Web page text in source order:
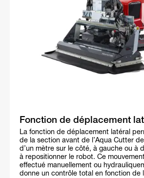
Fonction de déplacement
La fonction de déplacement latéral
de la section avant de l’Aqua Cutter
d’un mètre sur le côté, à gauche ou à
à repositionner le robot. Ce
effectué manuellement ou
donne un contrôle total en fonction de